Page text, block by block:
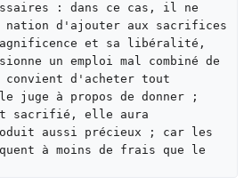
: dans ce cas, il ne
nation d'ajouter aux sacrifices
et sa libéralité,
un emploi mal combiné de
d'acheter tout
juge à propos de donner ;
sacrifié, elle aura
aussi précieux ; car les
à moins de frais que le